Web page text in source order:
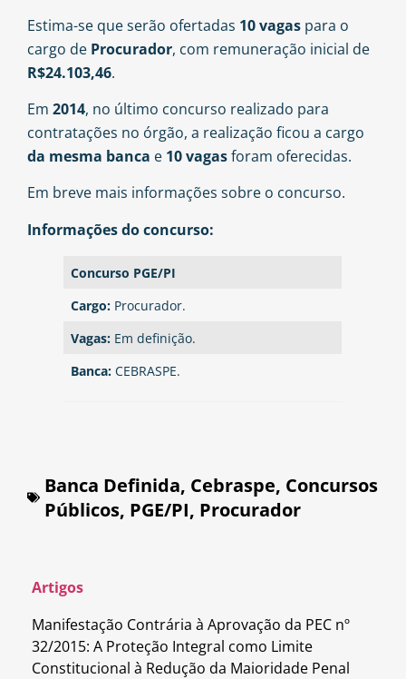
Estima-se que serão ofertadas 10vagas para o
cargo de Procurador, com remuneração inicial de
R$24.103,46.
Em 2014, no último concurso realizado para
contratações no órgão, a realização ficou a cargo
da mesma banca e 10 vagasforam oferecidas.
Em breve mais informações sobre o concurso.
Informações do concurso:
Concurso PGE/PI
Cargo: Procurador.
Vagas: Em definição.
Banca: CEBRASPE.
Banca Definida, Cebraspe, Concursos
Públicos, PGE/PI, Procurador
Artigos
Manifestação Contrária à Aprovação da PEC nº
32/2015: A Proteção Integral como Limite
Constitucional à Redução da Maioridade Penal